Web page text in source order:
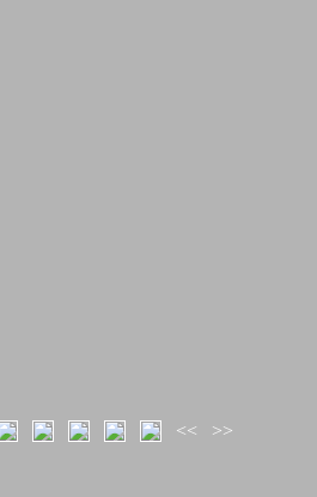
<< >>